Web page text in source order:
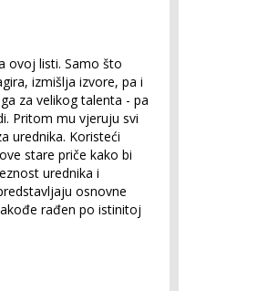
ovoj listi. Samo što
izmišlja izvore, pa i
za velikog talenta - pa
Pritom mu vjeruju svi
urednika. Koristeći
stare priče kako bi
urednika i
osnovne
rađen po istinitoj